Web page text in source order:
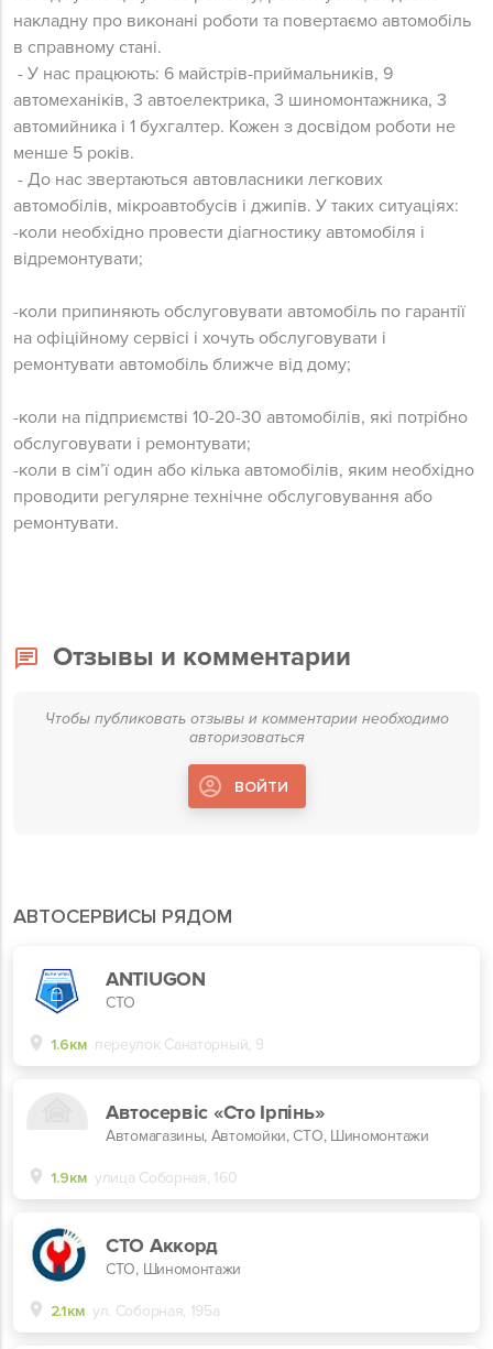
накладну про виконані роботи та повертаємо автомобіль
в справному стані.
- У нас працюють: 6 майстрів-приймальників, 9
автомеханіків, 3 автоелектрика, 3 шиномонтажника, 3
автомийника і 1 бухгалтер. Кожен з досвідом роботи не
менше 5 років.
- До нас звертаються автовласники легкових
автомобілів, мікроавтобусів і джипів. У таких ситуаціях:
-коли необхідно провести діагностику автомобіля і
відремонтувати;
-коли припиняють обслуговувати автомобіль по гарантії
на офіційному сервісі і хочуть обслуговувати і
ремонтувати автомобіль ближче від дому;
-коли на підприємстві 10-20-30 автомобілів, які потрібно
обслуговувати і ремонтувати;
-коли в сім’ї один або кілька автомобілів, яким необхідно
проводити регулярне технічне обслуговування або
ремонтувати.
АВТОСЕРВИСЫ РЯДОМ
ANTIUGON
СТО
1.6км переулок Санаторный, 9
Автосервіс «Сто Ірпінь»
Автомагазины, Автомойки, СТО, Шиномонтажи
1.9км улица Соборная, 160
СТО Аккорд
СТО, Шиномонтажи
2.1км ул. Соборная, 195а
Отзывы и комментарии
Чтобы публиковать отзывы и комментарии необходимо
авторизоваться
ВОЙТИ